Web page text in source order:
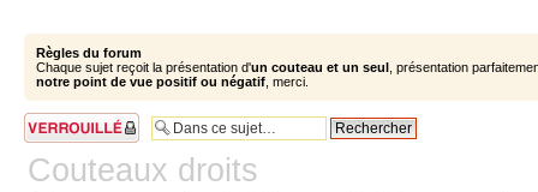
Règles du forum
Chaque sujet reçoit la présentation d'un couteau et un seul , présentation
notre point de vue positif ou négatif , merci.
Sujet verrouillé
Couteaux droits